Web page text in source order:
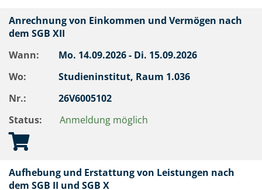
Anrechnung von Einkommen und Vermögen nach
dem SGB XII
Wann:
Mo. 14.09.2026 - Di. 15.09.2026
Wo:
Studieninstitut, Raum 1.036
Nr.:
26V6005102
Status:
Anmeldung möglich
Aufhebung und Erstattung von Leistungen nach
dem SGB II und SGB X